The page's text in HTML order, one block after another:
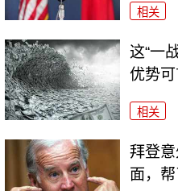
相关
这“一
优势
相关
拜登意
面，